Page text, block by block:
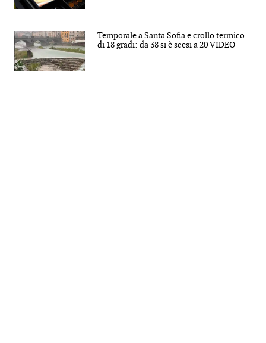
Temporale a Santa Sofia e crollo termico
di 18 gradi: da 38 si è scesi a 20 VIDEO